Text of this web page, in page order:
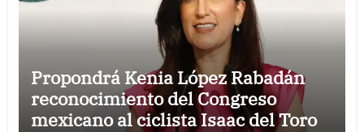
Propondrá Kenia López Rabadán
reconocimiento del Congreso
mexicano al ciclista Isaac del Toro